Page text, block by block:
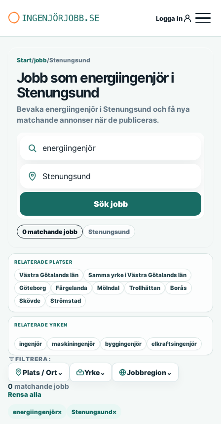
Logga in
Start/jobb/Stenungsund
Jobb som energiingenjör i
Stenungsund
Bevaka energiingenjör i Stenungsund och få nya
matchande annonser när de publiceras.
Sök jobb
0 matchande jobb Stenungsund
RELATERADE PLATSER
Västra Götalands län
Samma yrke i Västra Götalands län
Göteborg
Färgelanda Mölndal Trollhättan
Borås
Skövde
Strömstad
RELATERADE YRKEN
ingenjör maskiningenjör byggingenjör elkraftsingenjör
FILTRERA:
Plats / Ort ⌄ Yrke⌄ Jobbregion⌄
0 matchande jobb
Rensa alla
energiingenjör× Stenungsund×